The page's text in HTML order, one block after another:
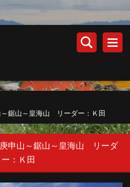
鋸山～皇海山 リーダー：Ｋ田
申山～鋸山～皇海山 リーダ
ー：Ｋ田